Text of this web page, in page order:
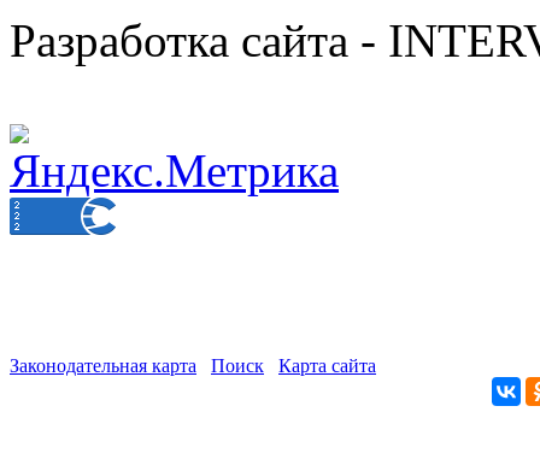
Разработка сайта -
Законодательная карта Поиск Карта сайта